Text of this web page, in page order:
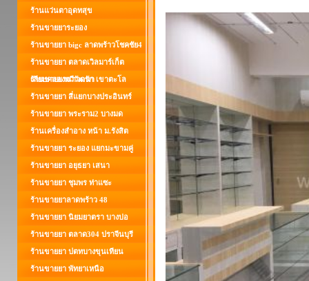
ร้านแว่นตาอุดทสุข
ร้านขายยาระยอง
ร้านขายยา bigc ลาดพร้าวโชคชัย4
ร้านขายยา ตลาดเวิลมาร์เก็ต
เลียบคลองทวีวัฒนา
ร้านขายยานาวดรัก เขาตะโล
ร้านขายยา สี่แยกบางประอินทร์
ร้านขายยา พระราม2 บางมด
ร้านเครื่องสำอาง หน้า ม.รังสิต
ร้านขายยา ระยอง แยกมะขามคู่
ร้านขายยา อยุธยา เสนา
ร้านขายยา ชุมพร ท่าแซะ
ร้านขายยาลาดพร้าว 48
ร้านขายยา นิยมยาตรา บางบ่อ
ร้านขายยา ตลาด304 ปราจีนบุรี
ร้านขายยา ปตทบางขุนเทียน
ร้านขายยา พัทยาเหนือ